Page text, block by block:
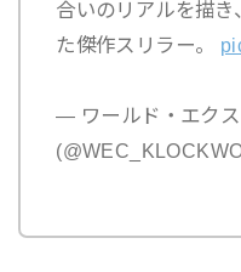
合いのリアルを描
た傑作スリラー。
— ワールド・エク